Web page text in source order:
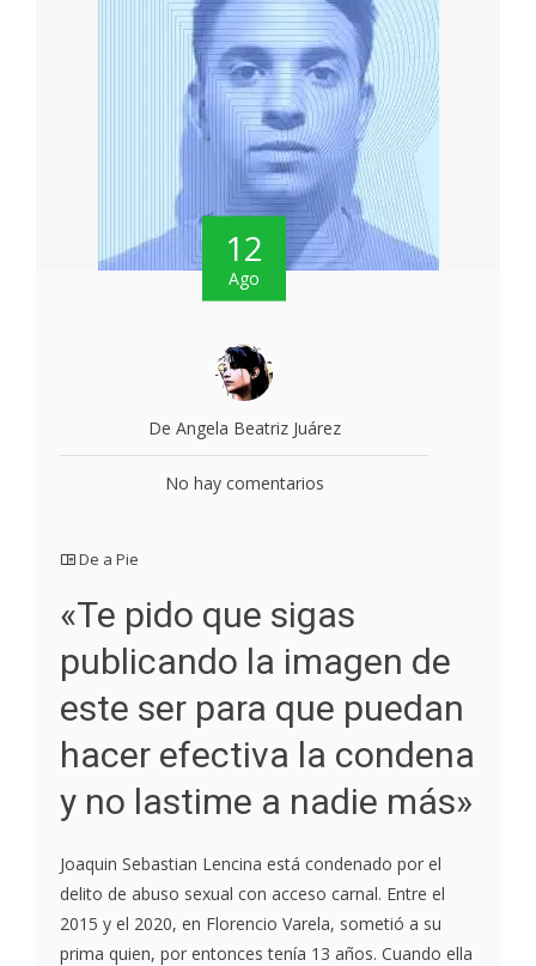
12
Ago
De Angela Beatriz Juárez
No hay comentarios
De a Pie
«Te pido que sigas
publicando la imagen de
este ser para que puedan
hacer efectiva la condena
y no lastime a nadie más»
Joaquin Sebastian Lencina está condenado por el
delito de abuso sexual con acceso carnal. Entre el
2015 y el 2020, en Florencio Varela, sometió a su
prima quien, por entonces tenía 13 años. Cuando ella